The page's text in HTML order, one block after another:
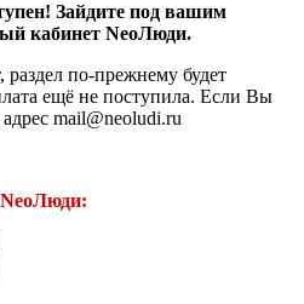
Зайдите под вашим
кабинет NeoЛюди.
раздел по-прежнему будет
ещё не поступила. Если Вы
mail@neoludi.ru